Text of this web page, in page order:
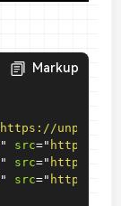
Markup
https://
" src=" https://
" src=" https://
" src=" https://